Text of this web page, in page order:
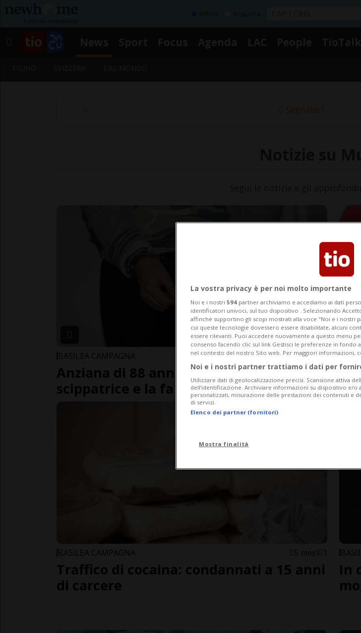
Segnalaci
BASILEA CAMPAGNA 4 mesi 15 13
Anziana di 88 anni si difende da una
scippatrice e la fa arrestare
BASILEA CAMPAGNA 5 mesi 1
Traffico di cocaina: condannati a 15 anni
di carcere
In
La vostra privacy è per noi molto importante
Noi e i nostri 594 partner archiviamo e accediamo ai dati
identificatori univoci, sul tuo dispositivo . Selezionando
affinché supportino gli scopi mostrati alla voce "Noi e i nostri
cui queste tecnologie dovessero essere disabilitate, alcuni
essere rilevanti. Puoi accedere nuovamente a questo menu
consenso facendo clic sul link Gestisci le preferenze in fondo
nel contesto del nostro Sito web. Per maggiori informazioni,
Noi e i nostri partner trattiamo i dati per
Utilizzare dati di geolocalizzazione precisi. Scansione attiva
dell’identificazione. Archiviare informazioni su dispositivo e/o
personalizzati, misurazione delle prestazioni dei contenuti e
di servizi.
Elenco dei partner (fornitori)
Mostra finalità